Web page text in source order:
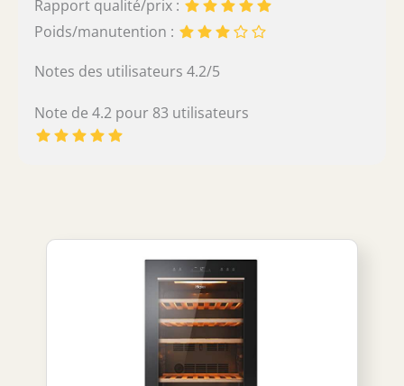
Rapport qualité/prix :
Poids/manutention :
Notes des utilisateurs 4.2/5
Note de 4.2 pour 83 utilisateurs